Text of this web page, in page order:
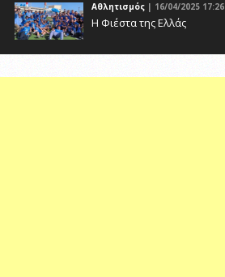
Αθλητισμός | 16/04/2025 17:26
Η Φιέστα της Ελλάς